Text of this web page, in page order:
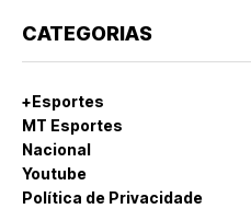
CATEGORIAS
+Esportes
MT Esportes
Nacional
Youtube
Política de Privacidade